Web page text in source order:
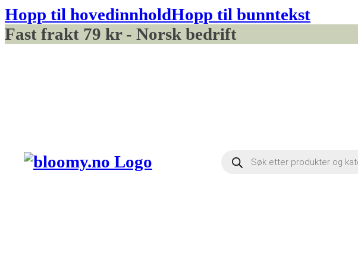
Hopp til hovedinnholdHopp til bunntekst
Fast frakt 79 kr - Norsk bedrift
Products
search